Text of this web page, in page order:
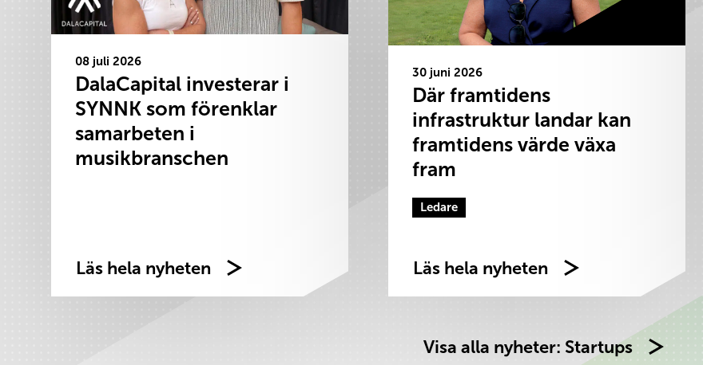
08 juli 2026
DalaCapital investerar i
SYNNK som förenklar
samarbeten i
musikbranschen
Läs hela nyheten
30 juni 2026
Där framtidens
infrastruktur landar kan
framtidens värde växa
fram
Ledare
Läs hela nyheten
Visa alla nyheter: Startups